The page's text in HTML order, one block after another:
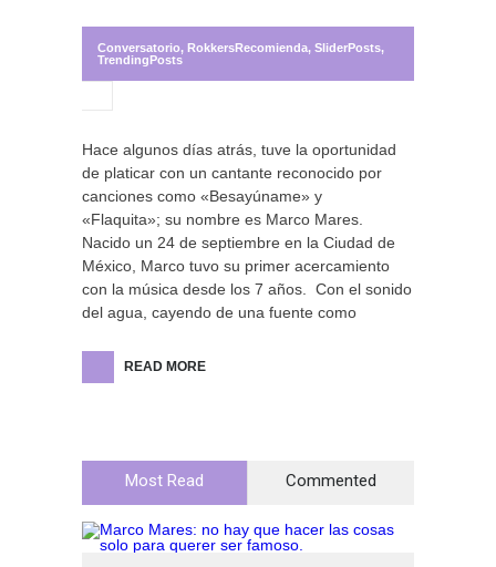
Conversatorio, RokkersRecomienda, SliderPosts,
TrendingPosts
Hace algunos días atrás, tuve la oportunidad
de platicar con un cantante reconocido por
canciones como «Besayúname» y
«Flaquita»; su nombre es Marco Mares.
Nacido un 24 de septiembre en la Ciudad de
México, Marco tuvo su primer acercamiento
con la música desde los 7 años. Con el sonido
del agua, cayendo de una fuente como
READ MORE
Most Read Commented